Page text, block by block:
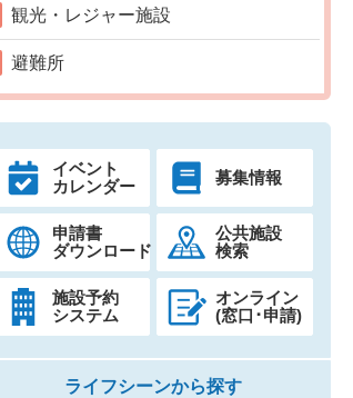
観光・レジャー施設
避難所
イベント
カレンダー
募集情報
申請書
ダウンロード
公共施設
検索
施設予約
システム
オンライン
(窓口･申請)
ライフシーンから探す